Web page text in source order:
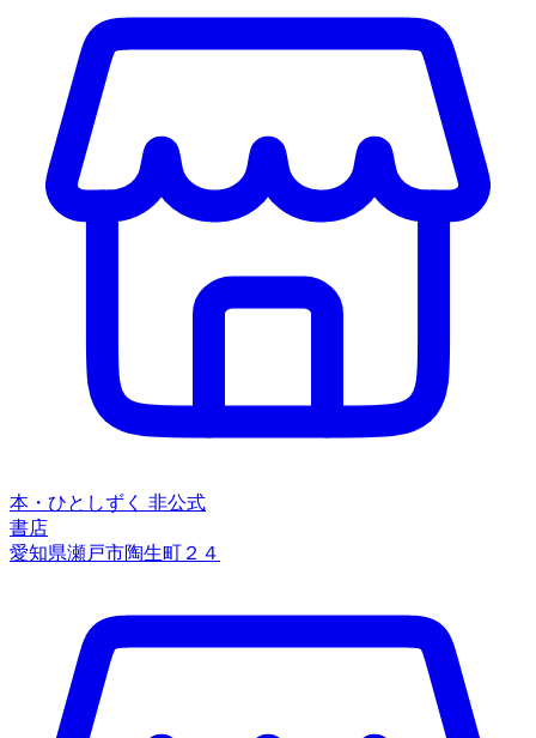
本・ひとしずく 非公式
書店
愛知県瀬戸市陶生町２４